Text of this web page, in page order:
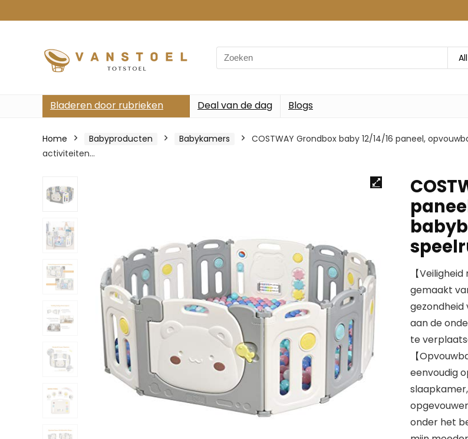
Search
for:
Bladeren door rubrieken Deal van de dag Blogs
Home Babyproducten Babykamers
COSTWAY Grondbox baby 12/14/16 paneel,
activiteiten…
【
gemaakt
gezondheid
aan de
te
【
eenvoudig
onder het